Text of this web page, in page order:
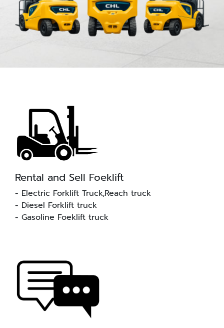
Rental and Sell Foeklift
- Electric Forklift Truck,Reach truck
- Diesel Forklift truck
- Gasoline Foeklift truck